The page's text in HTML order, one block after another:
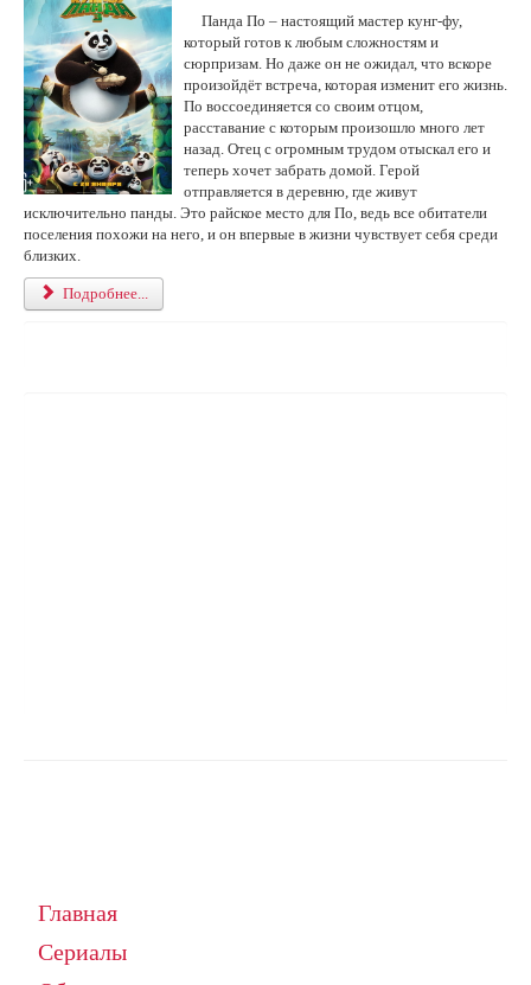
н
г
:
5
/
5
Панда По – настоящий мастер кунг-фу,
который готов к любым сложностям и
сюрпризам. Но даже он не ожидал, что вскоре
произойдёт встреча, которая изменит его жизнь.
По воссоединяется со своим отцом,
расставание с которым произошло много лет
назад. Отец с огромным трудом отыскал его и
теперь хочет забрать домой. Герой
отправляется в деревню, где живут
исключительно панды. Это райское место для По, ведь все обитатели
поселения похожи на него, и он впервые в жизни чувствует себя среди
близких.
Подробнее...
Главная
Сериалы